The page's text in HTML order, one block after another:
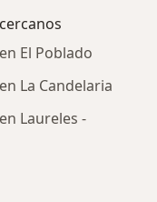
El Poblado
La Candelaria
Laureles -